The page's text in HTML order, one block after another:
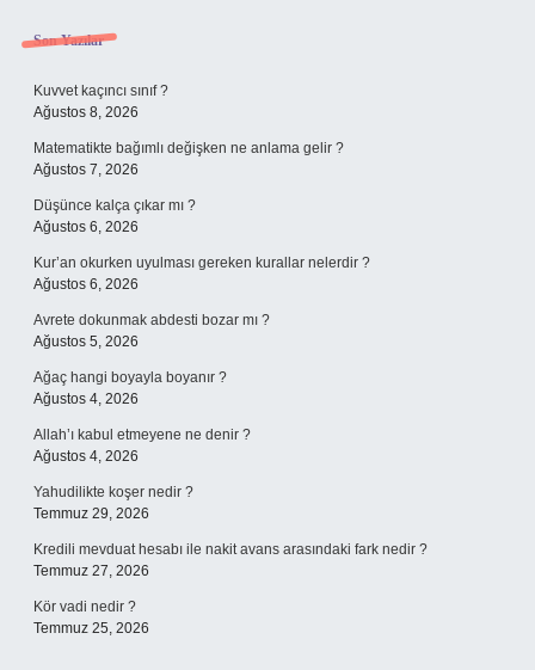
Sidebar
Son Yazılar
Kuvvet kaçıncı sınıf ?
Ağustos 8, 2026
Matematikte bağımlı değişken ne anlama gelir ?
Ağustos 7, 2026
Düşünce kalça çıkar mı ?
Ağustos 6, 2026
Kur’an okurken uyulması gereken kurallar nelerdir ?
Ağustos 6, 2026
Avrete dokunmak abdesti bozar mı ?
Ağustos 5, 2026
Ağaç hangi boyayla boyanır ?
Ağustos 4, 2026
Allah’ı kabul etmeyene ne denir ?
Ağustos 4, 2026
Yahudilikte koşer nedir ?
Temmuz 29, 2026
Kredili mevduat hesabı ile nakit avans arasındaki fark nedir ?
Temmuz 27, 2026
Kör vadi nedir ?
Temmuz 25, 2026